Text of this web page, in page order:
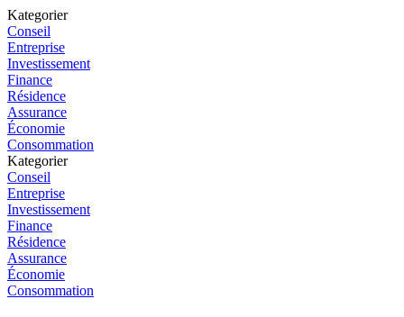
Kategorier
Conseil
Entreprise
Investissement
Finance
Résidence
Assurance
Économie
Consommation
Kategorier
Conseil
Entreprise
Investissement
Finance
Résidence
Assurance
Économie
Consommation